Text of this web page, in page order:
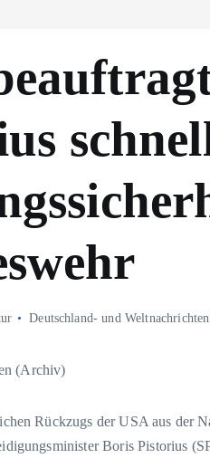
Deutschland- und Weltnachrichten
Rückzugs der USA aus der
Boris Pistorius